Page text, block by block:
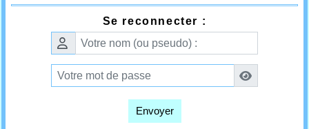
Se reconnecter :
Envoyer